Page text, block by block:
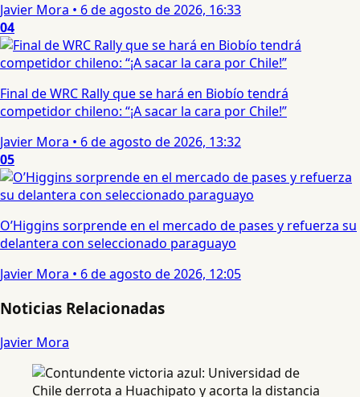
Javier Mora • 6 de agosto de 2026, 16:33
04
Final de WRC Rally que se hará en Biobío tendrá
competidor chileno: “¡A sacar la cara por Chile!”
Javier Mora • 6 de agosto de 2026, 13:32
05
O’Higgins sorprende en el mercado de pases y refuerza su
delantera con seleccionado paraguayo
Javier Mora • 6 de agosto de 2026, 12:05
Noticias Relacionadas
Javier Mora